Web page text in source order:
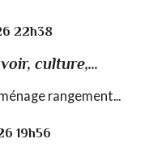
22h38
culture,...
rangement...
19h56